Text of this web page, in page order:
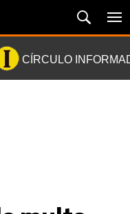
CÍRCULO